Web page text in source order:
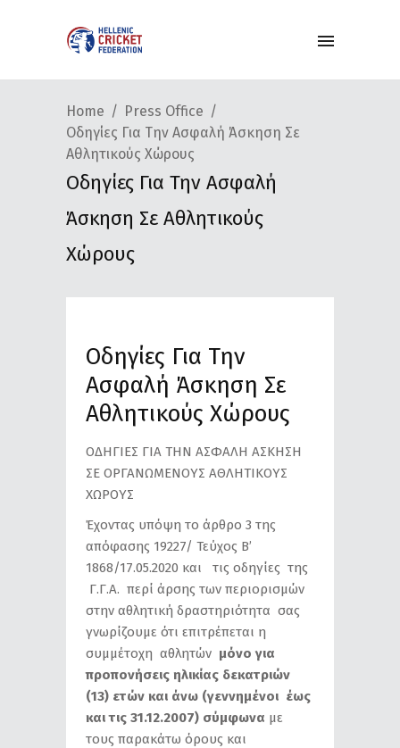
Home
Press Office
Οδηγίες Για Την Ασφαλή Άσκηση Σε
Αθλητικούς Χώρους
Οδηγίες Για Την Ασφαλή
Άσκηση Σε Αθλητικούς
Χώρους
Οδηγίες Για Την
Ασφαλή Άσκηση Σε
Αθλητικούς Χώρους
ΟΔΗΓΙΕΣ ΓΙΑ ΤΗΝ ΑΣΦΑΛΗ ΑΣΚΗΣΗ
ΣΕ ΟΡΓΑΝΩΜΕΝΟΥΣ ΑΘΛΗΤΙΚΟΥΣ
ΧΩΡΟΥΣ
Έχοντας υπόψη το άρθρο 3 της
απόφασης 19227/ Τεύχος B’
1868/17.05.2020 και τις οδηγίες της
Γ.Γ.Α. περί άρσης των περιορισμών
στην αθλητική δραστηριότητα σας
γνωρίζουμε ότι επιτρέπεται η
συμμέτοχη αθλητών μόνο για
προπονήσεις ηλικίας δεκατριών
(13) ετών και άνω (γεννημένοι έως
και τις 31.12.2007) σύμφωνα με
τους παρακάτω όρους και